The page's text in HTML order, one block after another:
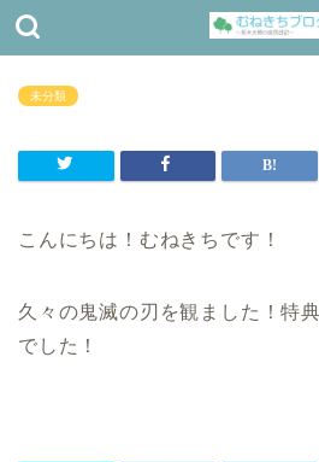
未分類
こんにちは！むねきちです！
久々の鬼滅の刃を観ました！特
でした！